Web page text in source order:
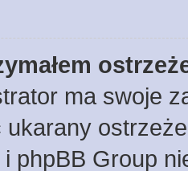
ma swoje
ukarany
phpBB Group